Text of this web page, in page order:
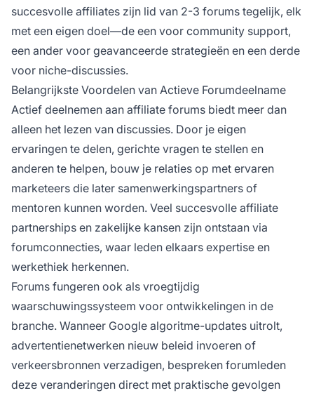
succesvolle affiliates zijn lid van 2-3 forums tegelijk, elk
met een eigen doel—de een voor community support,
een ander voor geavanceerde strategieën en een derde
voor niche-discussies.
Belangrijkste Voordelen van Actieve Forumdeelname
Actief deelnemen aan affiliate forums biedt meer dan
alleen het lezen van discussies. Door je eigen
ervaringen te delen, gerichte vragen te stellen en
anderen te helpen, bouw je relaties op met ervaren
marketeers die later samenwerkingspartners of
mentoren kunnen worden. Veel succesvolle affiliate
partnerships en zakelijke kansen zijn ontstaan via
forumconnecties, waar leden elkaars expertise en
werkethiek herkennen.
Forums fungeren ook als vroegtijdig
waarschuwingssysteem voor ontwikkelingen in de
branche. Wanneer Google algoritme-updates uitrolt,
advertentienetwerken nieuw beleid invoeren of
verkeersbronnen verzadigen, bespreken forumleden
deze veranderingen direct met praktische gevolgen